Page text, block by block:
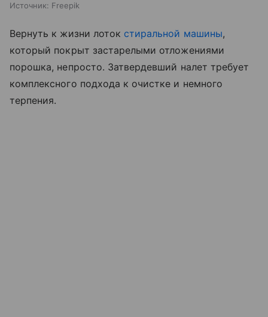
Источник: Freepik
Вернуть к жизни лоток стиральной машины,
который покрыт застарелыми отложениями
порошка, непросто. Затвердевший налет требует
комплексного подхода к очистке и немного
терпения.